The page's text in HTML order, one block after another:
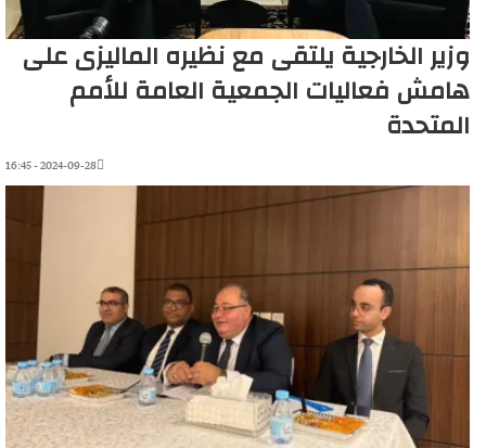
وزير الخارجية يلتقى مع نظيره الماليزى على
هامش فعاليات الجمعية العامة للأمم
المتحدة
2024-09-28 - 16:45